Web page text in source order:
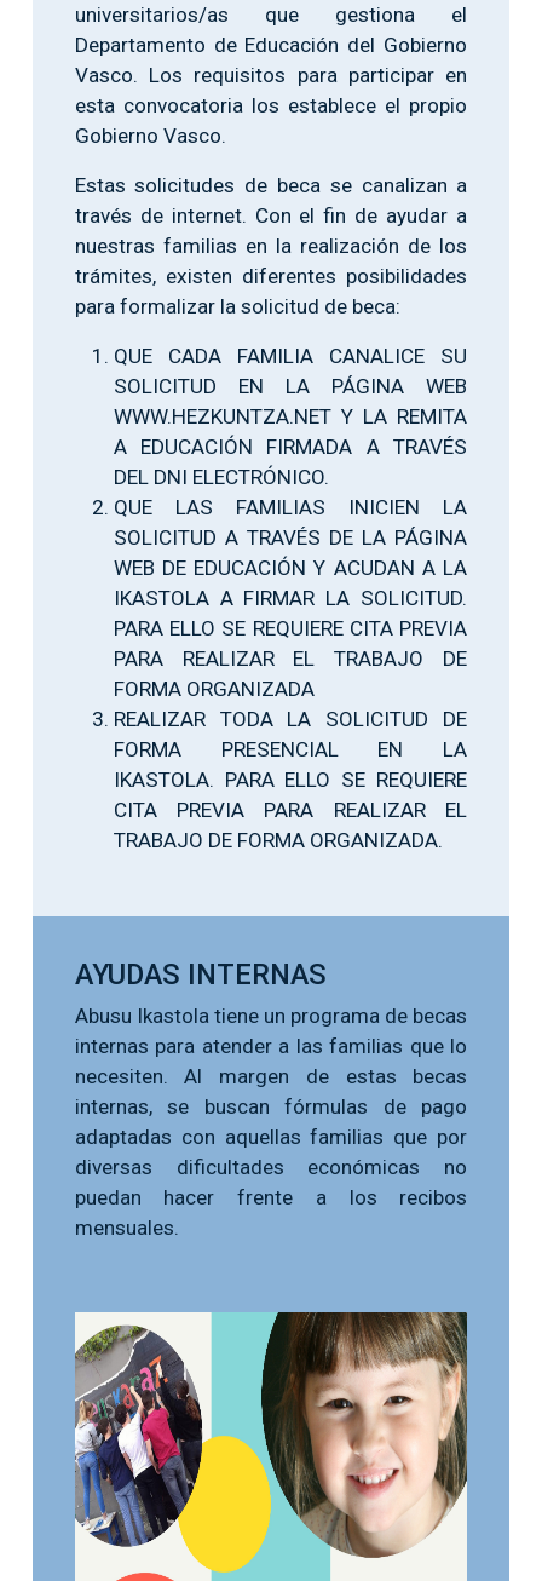
universitarios/as que gestiona el
Departamento de Educación del Gobierno
Vasco. Los requisitos para participar en
esta convocatoria los establece el propio
Gobierno Vasco.
Estas solicitudes de beca se canalizan a
través de internet. Con el fin de ayudar a
nuestras familias en la realización de los
trámites, existen diferentes posibilidades
para formalizar la solicitud de beca:
QUE CADA FAMILIA CANALICE SU
SOLICITUD EN LA PÁGINA WEB
WWW.HEZKUNTZA.NET Y LA REMITA
A EDUCACIÓN FIRMADA A TRAVÉS
DEL DNI ELECTRÓNICO.
QUE LAS FAMILIAS INICIEN LA
SOLICITUD A TRAVÉS DE LA PÁGINA
WEB DE EDUCACIÓN Y ACUDAN A LA
IKASTOLA A FIRMAR LA SOLICITUD.
PARA ELLO SE REQUIERE CITA PREVIA
PARA REALIZAR EL TRABAJO DE
FORMA ORGANIZADA
REALIZAR TODA LA SOLICITUD DE
FORMA PRESENCIAL EN LA
IKASTOLA. PARA ELLO SE REQUIERE
CITA PREVIA PARA REALIZAR EL
TRABAJO DE FORMA ORGANIZADA.
AYUDAS INTERNAS
Abusu Ikastola tiene un programa de becas
internas para atender a las familias que lo
necesiten. Al margen de estas becas
internas, se buscan fórmulas de pago
adaptadas con aquellas familias que por
diversas dificultades económicas no
puedan hacer frente a los recibos
mensuales.